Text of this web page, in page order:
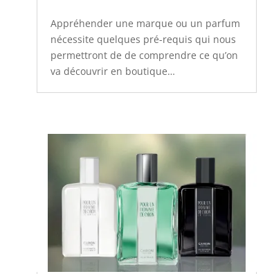
Appréhender une marque ou un parfum
nécessite quelques pré-requis qui nous
permettront de de comprendre ce qu’on
va découvrir en boutique…